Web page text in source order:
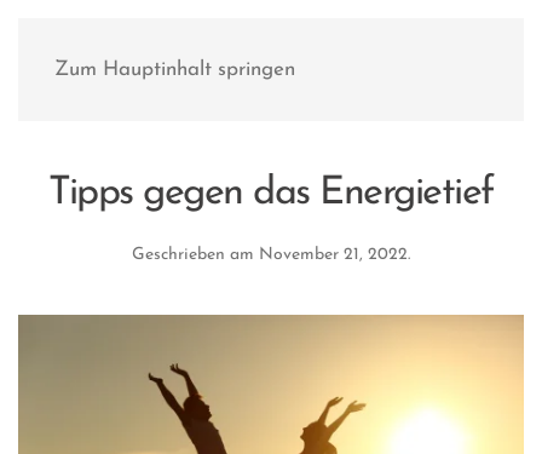
Zum Hauptinhalt springen
Tipps gegen das Energietief
Geschrieben am November 21, 2022.